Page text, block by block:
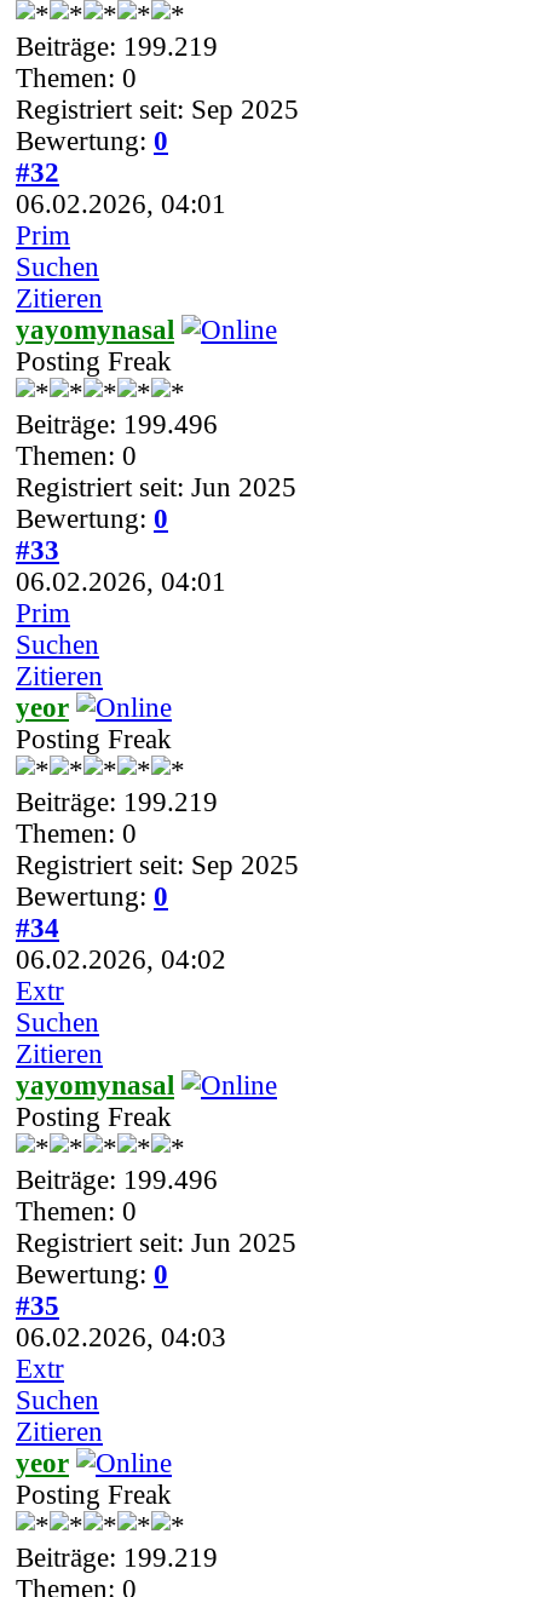
Beiträge: 199.219
Themen: 0
Registriert seit: Sep 2025
Bewertung: 0
#32
06.02.2026, 04:01
Prim
Suchen
Zitieren
yayomynasal
Posting Freak
Beiträge: 199.496
Themen: 0
Registriert seit: Jun 2025
Bewertung: 0
#33
06.02.2026, 04:01
Prim
Suchen
Zitieren
yeor
Posting Freak
Beiträge: 199.219
Themen: 0
Registriert seit: Sep 2025
Bewertung: 0
#34
06.02.2026, 04:02
Extr
Suchen
Zitieren
yayomynasal
Posting Freak
Beiträge: 199.496
Themen: 0
Registriert seit: Jun 2025
Bewertung: 0
#35
06.02.2026, 04:03
Extr
Suchen
Zitieren
yeor
Posting Freak
Beiträge: 199.219
Themen: 0